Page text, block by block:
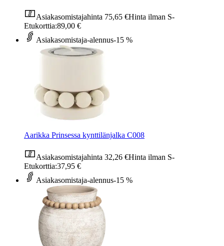
Asiakasomistajahinta 75,65 €Hinta ilman S-
Etukorttia:89,00 €
Asiakasomistaja-alennus-15 %
Aarikka Prinsessa kynttilänjalka C008
Asiakasomistajahinta 32,26 €Hinta ilman S-
Etukorttia:37,95 €
Asiakasomistaja-alennus-15 %